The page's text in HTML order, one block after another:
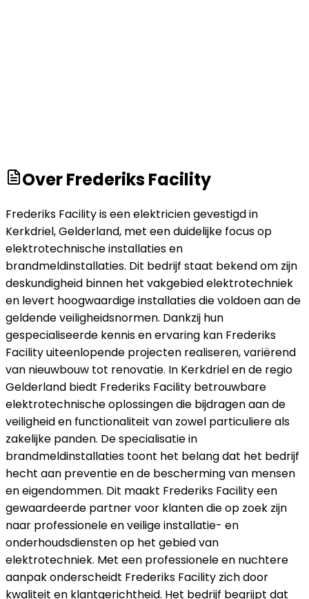
OverFrederiks Facility
Frederiks Facility is een elektricien gevestigd in
Kerkdriel, Gelderland, met een duidelijke focus op
elektrotechnische installaties en
brandmeldinstallaties. Dit bedrijf staat bekend om zijn
deskundigheid binnen het vakgebied elektrotechniek
en levert hoogwaardige installaties die voldoen aan de
geldende veiligheidsnormen. Dankzij hun
gespecialiseerde kennis en ervaring kan Frederiks
Facility uiteenlopende projecten realiseren, variërend
van nieuwbouw tot renovatie. In Kerkdriel en de regio
Gelderland biedt Frederiks Facility betrouwbare
elektrotechnische oplossingen die bijdragen aan de
veiligheid en functionaliteit van zowel particuliere als
zakelijke panden. De specialisatie in
brandmeldinstallaties toont het belang dat het bedrijf
hecht aan preventie en de bescherming van mensen
en eigendommen. Dit maakt Frederiks Facility een
gewaardeerde partner voor klanten die op zoek zijn
naar professionele en veilige installatie- en
onderhoudsdiensten op het gebied van
elektrotechniek. Met een professionele en nuchtere
aanpak onderscheidt Frederiks Facility zich door
kwaliteit en klantgerichtheid. Het bedrijf begrijpt dat